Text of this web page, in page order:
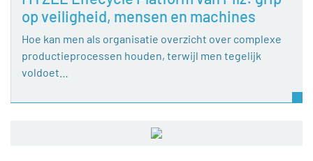
op veiligheid, mensen en machines
Hoe kan men als organisatie overzicht over complexe
productieprocessen houden, terwijl men tegelijk
voldoet…